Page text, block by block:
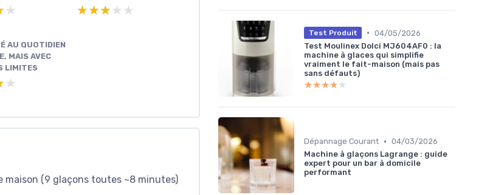
★★★★★
★★★★★
AU QUOTIDIEN
MAIS AVEC
LIMITES
maison (9 glaçons toutes ~8 minutes)
Test Produit • 04/05/2026
Test Moulinex Dolci MJ604AF0 : la
machine à glaces qui simplifie
vraiment le fait-maison (mais pas
sans défauts)
★★★★★
★★★★★
Dépannage Courant • 04/03/2026
Machine à glaçons Lagrange : guide
expert pour un bar à domicile
performant